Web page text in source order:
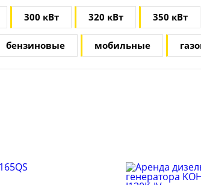
300 кВт 320 кВт 350 кВт
бензиновые мобильные